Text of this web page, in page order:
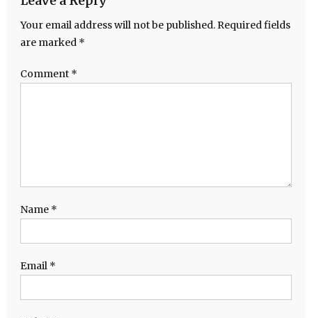
Your email address will not be published. Required fields
are marked *
Comment *
Name *
Email *